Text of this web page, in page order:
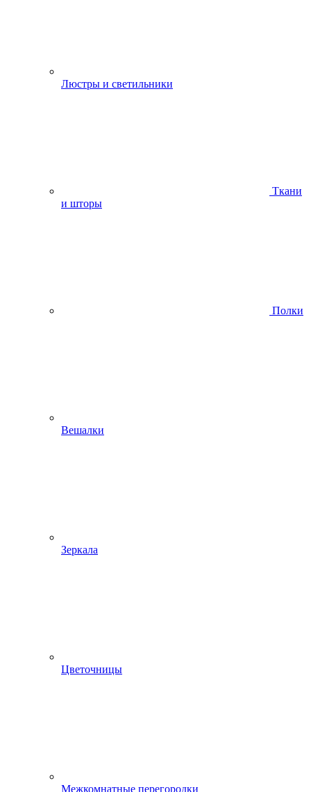
Люстры и светильники
Ткани
и шторы
Полки
Вешалки
Зеркала
Цветочницы
Межкомнатные перегородки